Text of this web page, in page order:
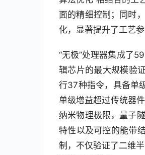
面的精细控制；同时
化，显著提升了工艺参
“无极”处理器集成了
辑芯片的最大规模验
行37种指令，具备单
单级增益超过传统器
纳米物理极限，量子
特性以及可控的能带
制，不仅验证了二维